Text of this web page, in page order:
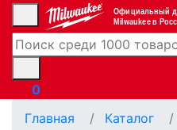
Официальный
Milwaukee в
0
Главная
Каталог